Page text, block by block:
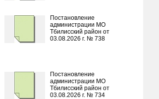
Постановление
администрации МО
Тбилисский район от
03.08.2026 г. № 738
Постановление
администрации МО
Тбилисский район от
03.08.2026 г. № 734